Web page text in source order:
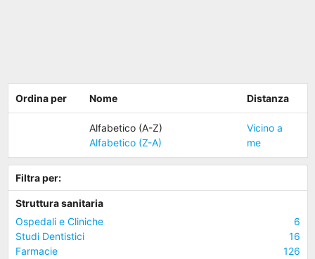
Ordina per Nome Distanza
Alfabetico (A-Z)
Alfabetico (Z-A)
Vicino a
me
Filtra per:
Struttura sanitaria
Ospedali e Cliniche
6
Studi Dentistici
16
Farmacie
126